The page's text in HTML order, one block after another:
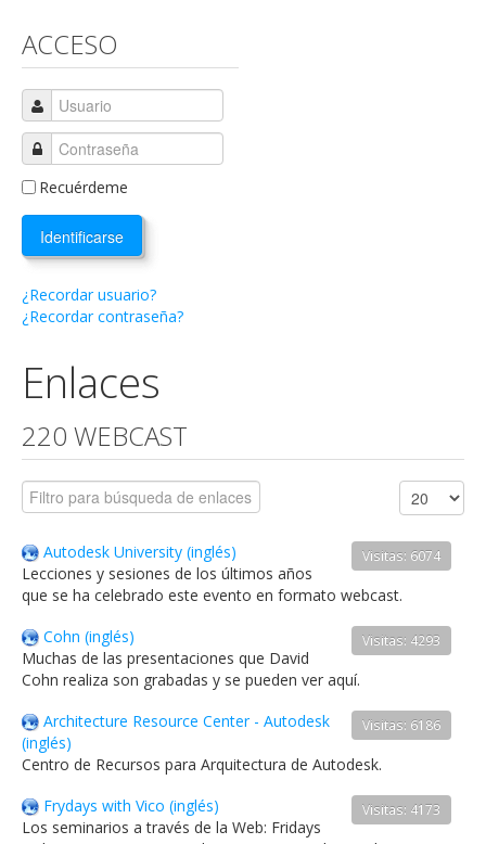
ACCESO
Recuérdeme
Identificarse
¿Recordar usuario?
¿Recordar contraseña?
Enlaces
220 WEBCAST
Visitas: 6074
Autodesk University (inglés)
Lecciones y sesiones de los últimos años
que se ha celebrado este evento en formato webcast.
Visitas: 4293
Cohn (inglés)
Muchas de las presentaciones que David
Cohn realiza son grabadas y se pueden ver aquí.
Visitas: 6186
Architecture Resource Center - Autodesk
(inglés)
Centro de Recursos para Arquitectura de Autodesk.
Visitas: 4173
Frydays with Vico (inglés)
Los seminarios a través de la Web: Fridays